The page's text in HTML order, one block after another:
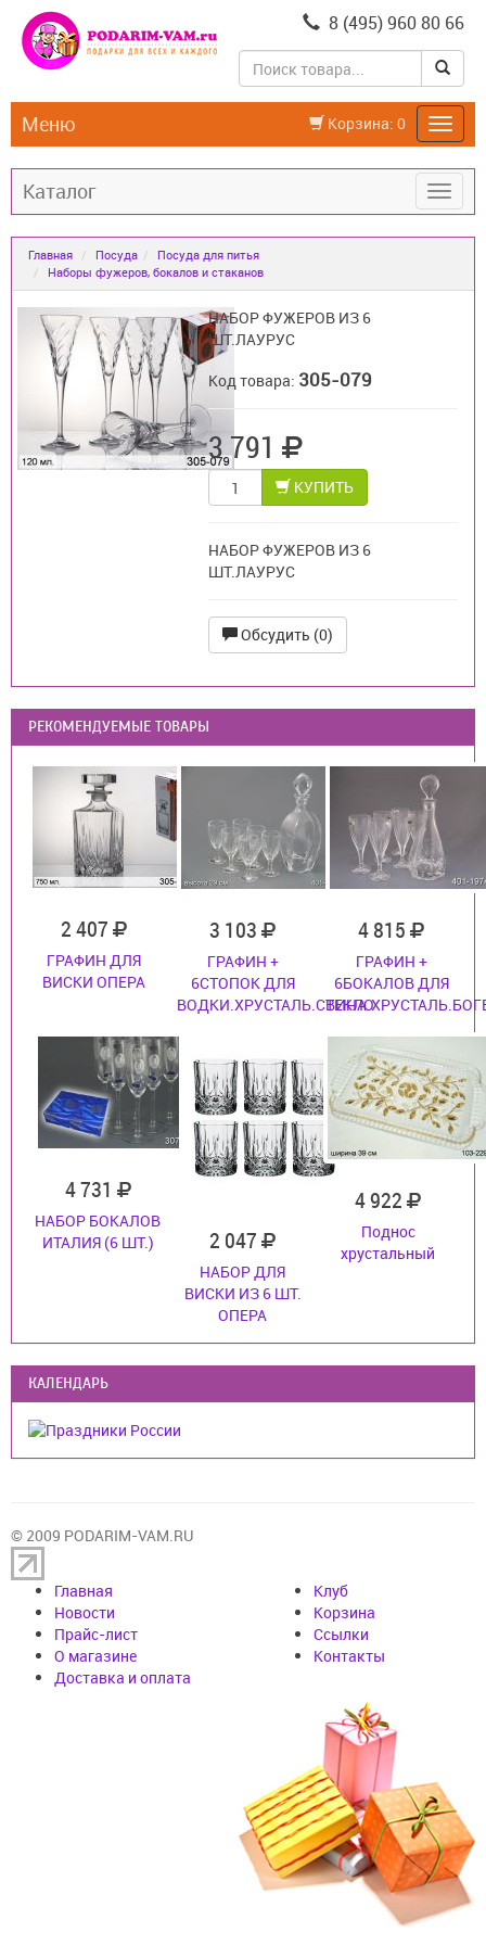
8 (495) 960 80 66
Корзина: 0
Меню
Каталог
Главная Посуда
Посуда для питья
Наборы фужеров, бокалов и стаканов
НАБОР ФУЖЕРОВ ИЗ 6
ШТ.ЛАУРУС
Код товара: 305-079
3 791
КУПИТЬ
НАБОР ФУЖЕРОВ ИЗ 6
ШТ.ЛАУРУС
Обсудить (0)
РЕКОМЕНДУЕМЫЕ ТОВАРЫ
2 407
ГРАФИН ДЛЯ
ВИСКИ ОПЕРА
3 103
ГРАФИН +
6СТОПОК ДЛЯ
ВОДКИ.ХРУСТАЛЬ.СТЕКЛО
4 815
ГРАФИН +
6БОКАЛОВ ДЛЯ
4 731
НАБОР БОКАЛОВ
ИТАЛИЯ (6 ШТ.)
2 047
НАБОР ДЛЯ
ВИСКИ ИЗ 6 ШТ.
ОПЕРА
4 922
Поднос
хрустальный
КАЛЕНДАРЬ
© 2009 PODARIM-VAM.RU
Главная
Новости
Прайс-лист
О магазине
Доставка и оплата
Клуб
Корзина
Cсылки
Контакты